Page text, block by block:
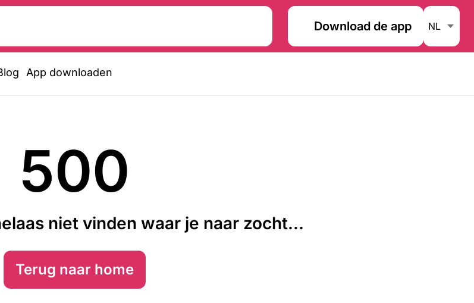
Download de app
App downloaden
500
niet vinden waar je naar zocht...
Terug naar home